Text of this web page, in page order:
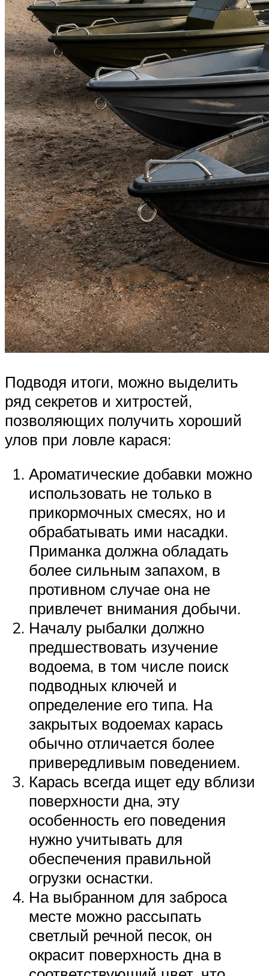
Подводя итоги, можно выделить
ряд секретов и хитростей,
позволяющих получить хороший
улов при ловле карася:
Ароматические добавки можно
использовать не только в
прикормочных смесях, но и
обрабатывать ими насадки.
Приманка должна обладать
более сильным запахом, в
противном случае она не
привлечет внимания добычи.
Началу рыбалки должно
предшествовать изучение
водоема, в том числе поиск
подводных ключей и
определение его типа. На
закрытых водоемах карась
обычно отличается более
привередливым поведением.
Карась всегда ищет еду вблизи
поверхности дна, эту
особенность его поведения
нужно учитывать для
обеспечения правильной
огрузки оснастки.
На выбранном для заброса
месте можно рассыпать
светлый речной песок, он
окрасит поверхность дна в